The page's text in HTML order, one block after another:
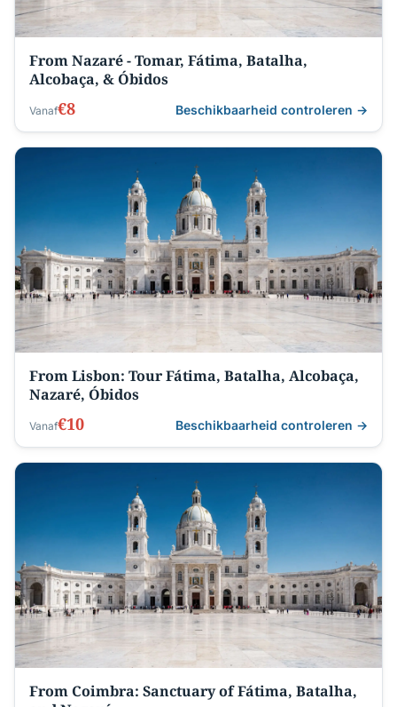
From Nazaré - Tomar, Fátima, Batalha,
Alcobaça, & Óbidos
Vanaf€8 Beschikbaarheid controleren →
From Lisbon: Tour Fátima, Batalha, Alcobaça,
Nazaré, Óbidos
Vanaf€10 Beschikbaarheid controleren →
From Coimbra: Sanctuary of Fátima, Batalha,